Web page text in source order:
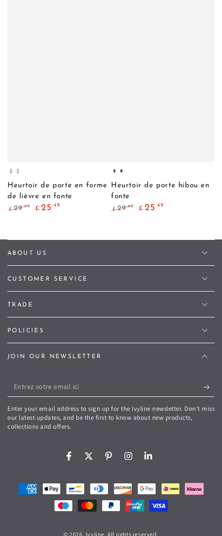
Laiton
antique
Cuivre
Antique
Heurtoir de porte en forme
de lièvre en fonte
£ 29.99 £ 25.49
Cuivre
Antique
Laiton
antique
Heurtoir de porte hibou en
fonte
£ 29.99 £ 25.49
ABOUT US
CUSTOMER SERVICE
TRADE
POLICIES
JOIN OUR NEWSLETTER
Entrez
votre
email
ici
Enter your email address to sign up for the Ivyline newsletter. Don't miss
our latest updates, and be the first to know about new products,
collections and offers.
FacebookTwitterPinterestInstagramLinkedIn
© 2026, Ivyline. All rights reserved.
Modes